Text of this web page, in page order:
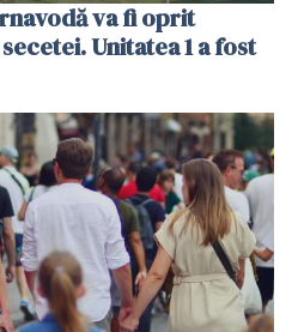
va fi oprit
Unitatea 1 a fost